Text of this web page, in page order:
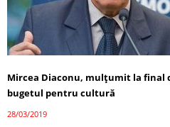
Mircea Diaconu, mulțumit la final
bugetul pentru cultură
28/03/2019